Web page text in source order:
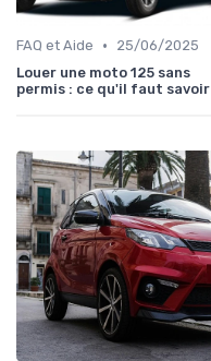
FAQ et Aide •
25/06/2025
Louer une moto 125 sans
permis : ce qu'il faut savoir